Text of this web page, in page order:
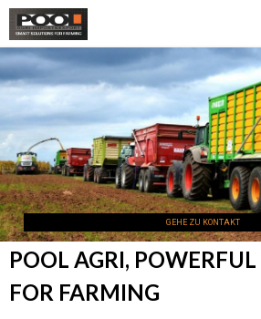
GEHE ZU KONTAKT
POOL AGRI,
FOR FARMING